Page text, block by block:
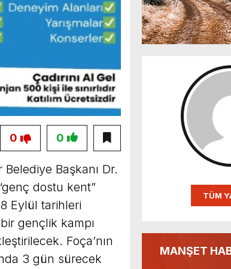
TÜM
MANŞET
0
0
Başkanı Dr.
dostu kent”
Eylül tarihleri
gençlik kampı
Foça’nın
3 gün sürecek